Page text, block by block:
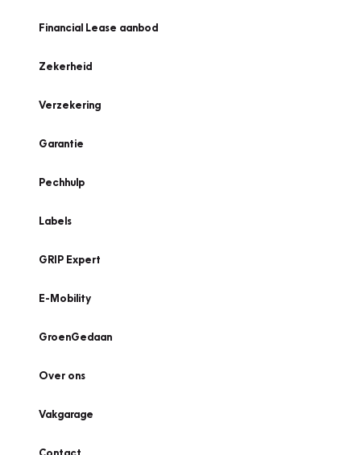
Financial Lease aanbod
Zekerheid
Verzekering
Garantie
Pechhulp
Labels
GRIP Expert
E-Mobility
GroenGedaan
Over ons
Vakgarage